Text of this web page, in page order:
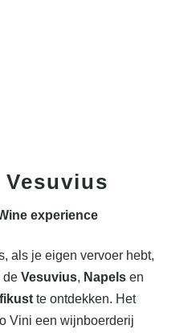
experience
als je eigen vervoer hebt,
de Vesuvius, Napelsen
te ontdekken. Het
Vini een wijnboerderij